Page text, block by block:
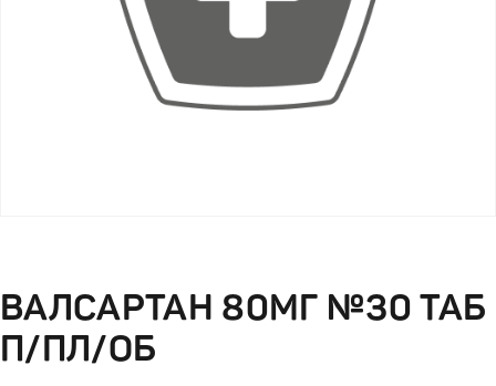
ВАЛСАРТАН 80МГ №30 ТАБ
П/ПЛ/ОБ